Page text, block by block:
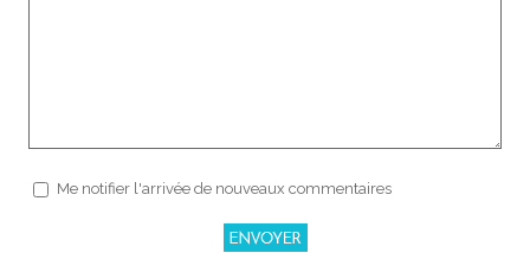
Me notifier l'arrivée de nouveaux commentaires